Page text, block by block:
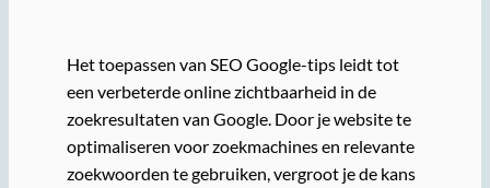
Het toepassen van SEO Google-tips leidt tot
een verbeterde online zichtbaarheid in de
zoekresultaten van Google. Door je website te
optimaliseren voor zoekmachines en relevante
zoekwoorden te gebruiken, vergroot je de kans